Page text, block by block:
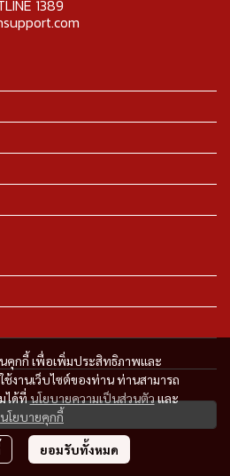
นคุกกี้ เพื่อเพิ่มประสิทธิภาพและ
งานเว็บไซต์ของท่าน ท่านสามารถ
ได้ที่นโยบายความเป็นส่วนตัวและ
นโยบายคุกกี้
ยอมรับทั้งหมด
1389